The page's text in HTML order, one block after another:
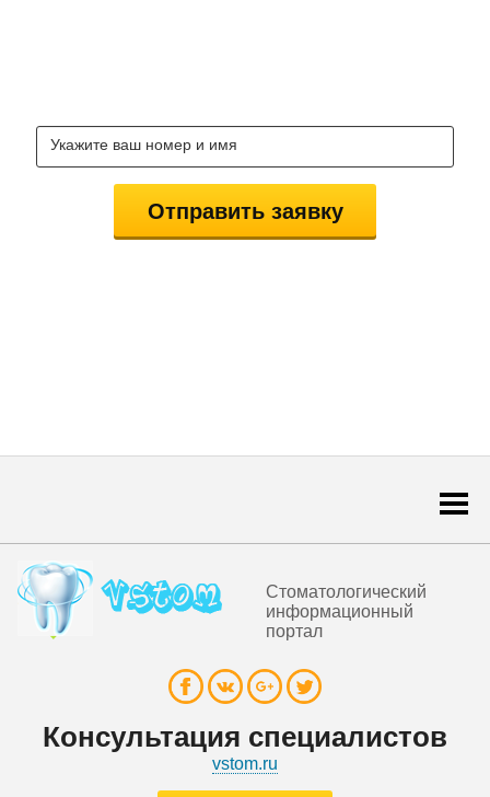
Стоматологический
информационный
портал
Консультация специалистов
vstom.ru